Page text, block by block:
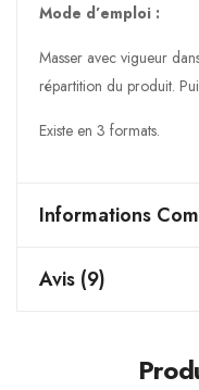
Mode d’emploi :
Masser avec vigueur
répartition du produit.
Existe en 3 formats.
Informations
Avis (9)